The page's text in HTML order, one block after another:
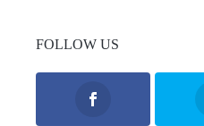
FOLLOW US